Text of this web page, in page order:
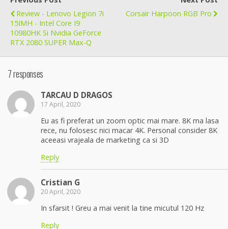
Review - Lenovo Legion 7i
15IMH - Intel Core I9
10980HK Si Nvidia GeForce
RTX 2080 SUPER Max-Q
Corsair Harpoon RGB Pro
7 responses
TARCAU D DRAGOS
17 April, 2020
Eu as fi preferat un zoom optic mai mare. 8K ma lasa
rece, nu folosesc nici macar 4K. Personal consider 8K
aceeasi vrajeala de marketing ca si 3D
Reply
Cristian G
20 April, 2020
In sfarsit ! Greu a mai venit la tine micutul 120 Hz
Reply